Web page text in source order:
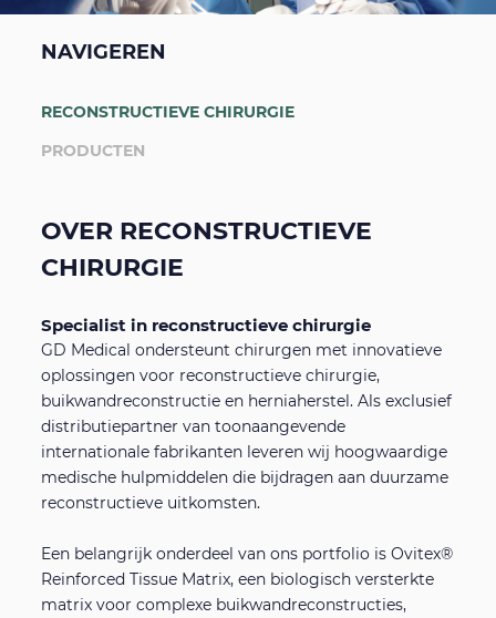
Diabetes portfolio
Echografie apparatuur
Esthetische chirurgie
Scholingen, webinars en congressen
Overig
Tulip bestelportal
ESG beleid
Supportplatform voor zorgprofessionals
Algemene Leveringsvoorwaarden
Cookie-en privacyverklaring
Zoeken
NAVIGEREN
RECONSTRUCTIEVE CHIRURGIE
PRODUCTEN
OVER RECONSTRUCTIEVE
CHIRURGIE
Specialist in reconstructieve chirurgie
GD Medical ondersteunt chirurgen met innovatieve
oplossingen voor reconstructieve chirurgie,
buikwandreconstructie en herniaherstel. Als exclusief
distributiepartner van toonaangevende
internationale fabrikanten leveren wij hoogwaardige
medische hulpmiddelen die bijdragen aan duurzame
reconstructieve uitkomsten.
Een belangrijk onderdeel van ons portfolio is Ovitex®
Reinforced Tissue Matrix, een biologisch versterkte
matrix voor complexe buikwandreconstructies,